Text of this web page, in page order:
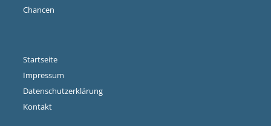
Chancen
Startseite
Impressum
Datenschutzerklärung
Kontakt